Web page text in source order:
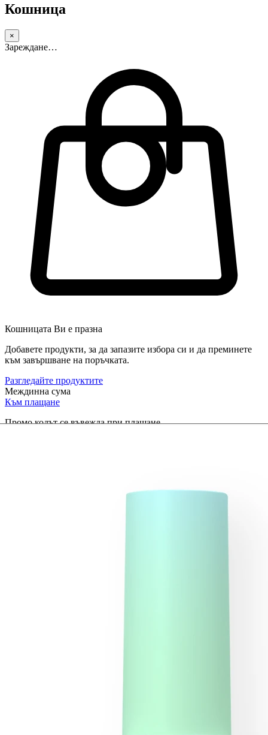
Кошница
×
Зареждане…
Кошницата Ви е празна
Добавете продукти, за да запазите избора си и да преминете
към завършване на поръчката.
Разгледайте продуктите
Междинна сума
Към плащане
Промо кодът се въвежда при плащане.